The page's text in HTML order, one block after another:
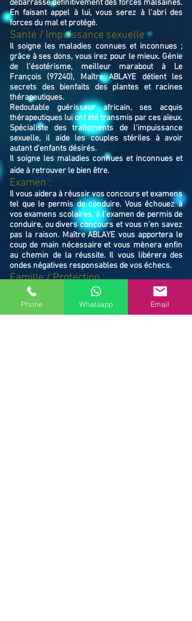
débarrasse définitivement des forces malsaines.
En faisant appel à lui, vous serez à l'abri des
forces du mal et protégé.
Santé / Impuissance sexuelle :
Il soigne les maladies connues et inconnues ;
grâce à ses dons, vous irez pour le mieux. Génie
de l'ésotérisme, meilleur marabout à Le
François (97240), Maître ABLAYE détient les
secrets des bienfaits des plantes et racines
thérapeutiques.
Redoutable guérisseur africain, ses acquis
thérapeutiques lui ont été transmis par ces aïeux.
Spécialiste des traitements de l'impuissance
sexuelle, il aide les couples stériles à avoir
autant d'enfants désirés.
Il soigne les maladies connues et inconnues et
aide à retrouver le bien être.
Examen :
Il vous aidera à réussir vos concours et examens
tel que le permis de conduire. Vous échouez à
vos examens scolaires, à l’examen de permis de
conduire, ou divers concours et vous n’en savez
pas la raison. Maître ABLAYE vous apportera le
coup de main nécessaire et vous mènera enfin
au chemin de la réussite. Il vous libérera des
ondes négatives responsables de vos échecs.
Famille / Protection :
Il vous protégera vous et votre famille, et
resserrera vos liens en cas de rupture familiale.
Ne restez pas avec vos souffrances, consultez le
Phone Whatsapp Email